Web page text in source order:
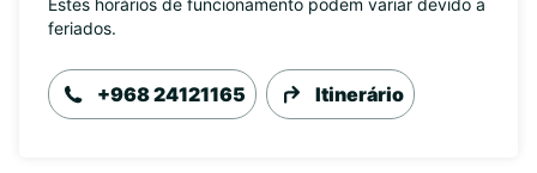
Estes horários de funcionamento podem variar devido a
feriados.
+968 24121165 Itinerário